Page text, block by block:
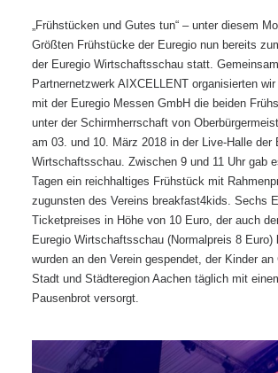
„Frühstücken und Gutes tun“ – unter diesem
Größten Frühstücke der Euregio nun bereits
der Euregio Wirtschaftsschau statt.
Partnernetzwerk AIXCELLENT organisierten
mit der Euregio Messen GmbH die beiden
unter der Schirmherrschaft von
am 03. und 10. März 2018 in der Live-Halle der
Wirtschaftsschau. Zwischen 9 und 11 Uhr gab
Tagen ein reichhaltiges Frühstück mit
zugunsten des Vereins breakfast4kids. Sechs
Ticketpreises in Höhe von 10 Euro, der auch
Euregio Wirtschaftsschau (Normalpreis 8 Euro)
wurden an den Verein gespendet, der Kinder
Stadt und Städteregion Aachen täglich mit
Pausenbrot versorgt.